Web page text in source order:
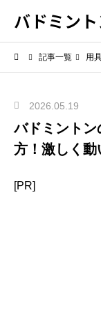
バドミン
記事一覧 用
2026.05.19
バドミント
方！激しく
[PR]